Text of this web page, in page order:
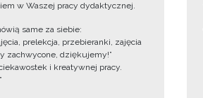
w Waszej pracy dydaktycznej.
same za siebie:
prelekcja, przebieranki, zajęcia
zachwycone, dziękujemy!”
i kreatywnej pracy.